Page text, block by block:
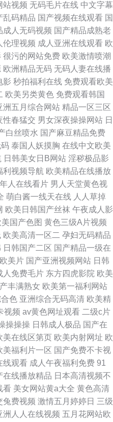
站视频 无码毛片在线 中文字幕
乱码精品 国产视频在线观看 国
成人无码视频 国产精品成熟老
伦理视频 成人亚洲在线观看 欧
很污的网站免费 欧美激情喷潮
欧洲精品无码 无码人妻在线播
影 秒拍福利在线 免费观看欧美
欧美另类黄色 免费观看韩国
洲五月综合网站 精品一区三区
性春猛交 男女深夜操操网站 日
白丝喷水 国产麻豆精品免费
泰国人妖摸胸 在线中文欧美
日韩美女日B网站 淫秽极品影
利视频导航 欧美精品在线播放
人在线看片 男人天堂黄色视
萌白酱一线天在线 人人草掉
欧美日韩国产丝袜 午夜成人影
美国产色图 黄色三级A片视频
欧美高清一区二 孕妇无码精品
日韩国产二区 国产精品一级在
美片 国产亚洲视频网站 日韩
人免费毛片 东方四虎影院 欧美
丰满熟女 欧美第一福利网站
色 亚洲综合无码高清 欧美精
视频 av黄色网址观看 二级c片
操操操 日韩成人极品 国产在
美在线区第页 欧美内射网址 欧
美福利片一区 国产免费不卡视
线观看 成人午夜福利免费 91
在线播放精品 日本高清视频不
看 美女网站黄a大全 黄色高清
兔费视频 激情五月婷婷日 三级
洲人人在线视频 五月花网站欧